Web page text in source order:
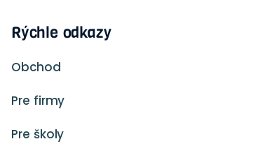
Rýchle odkazy
Obchod
Pre firmy
Pre školy